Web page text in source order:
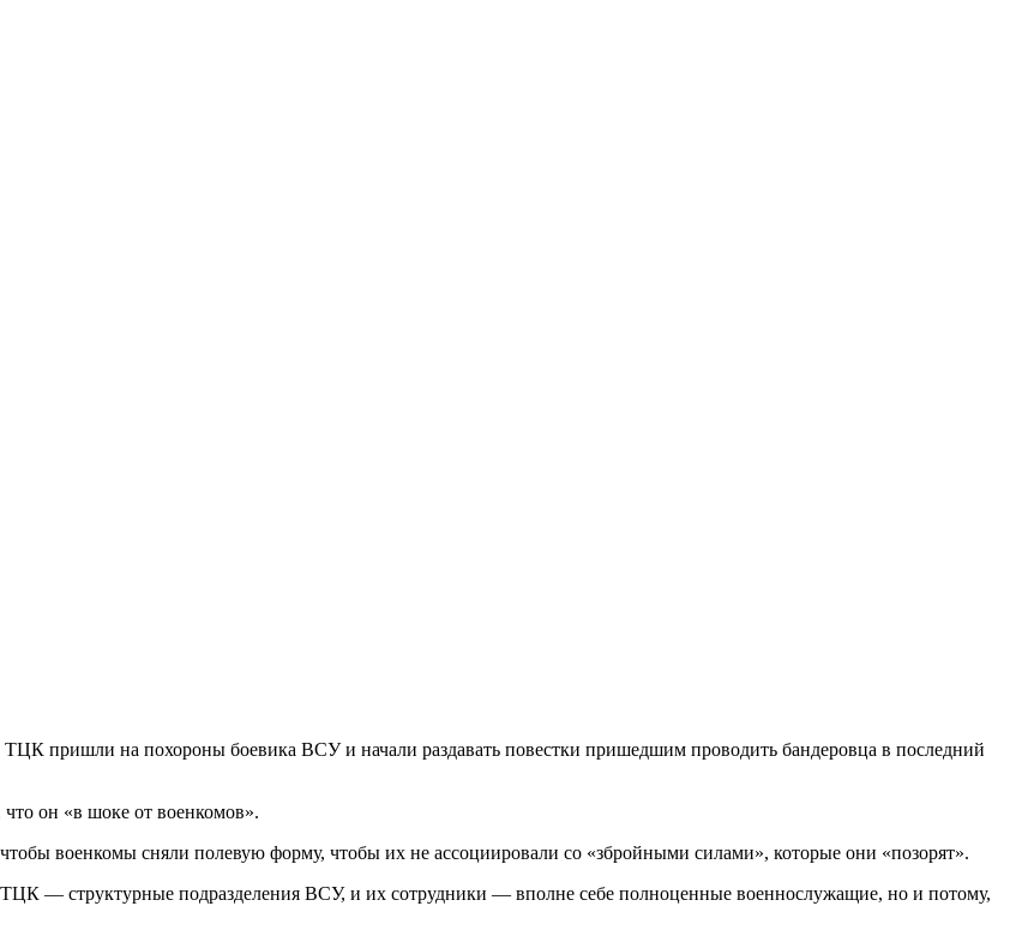
ТЦК пришли на похороны боевика ВСУ и начали раздавать повестки пришедшим проводить бандеровца в последний
он «в шоке от военкомов».
военкомы сняли полевую форму, чтобы их не ассоциировали со «збройными силами», которые они «позорят».
ТЦК — структурные подразделения ВСУ, и их сотрудники — вполне себе полноценные военнослужащие, но и потому,